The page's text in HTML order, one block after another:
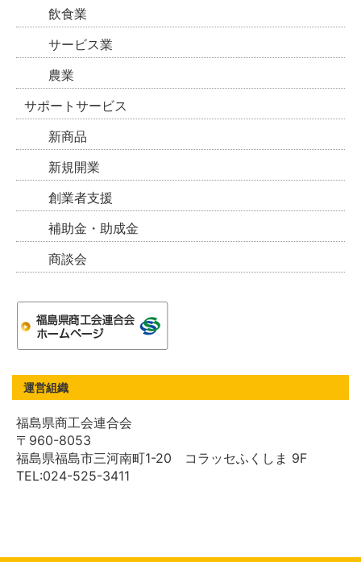
飲食業
サービス業
農業
サポートサービス
新商品
新規開業
創業者支援
補助金・助成金
商談会
運営組織
福島県商工会連合会
〒960-8053
福島県福島市三河南町1-20 コラッセふくしま 9F
TEL:024-525-3411